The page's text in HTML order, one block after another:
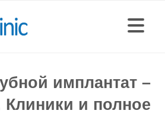
имплантат –
и полное